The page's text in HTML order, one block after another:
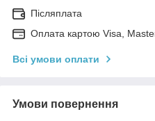
Післяплата
Оплата картою Visa,
Всі умови оплати
Умови повернення